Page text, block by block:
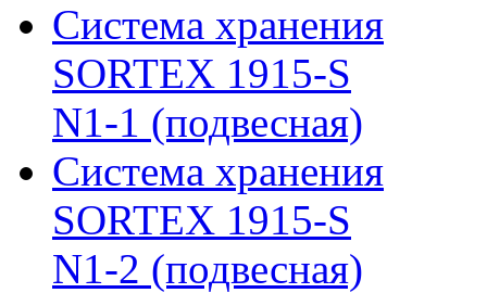
Система хранения
SORTEX 1915-S
N1-1 (подвесная)
Система хранения
SORTEX 1915-S
N1-2 (подвесная)